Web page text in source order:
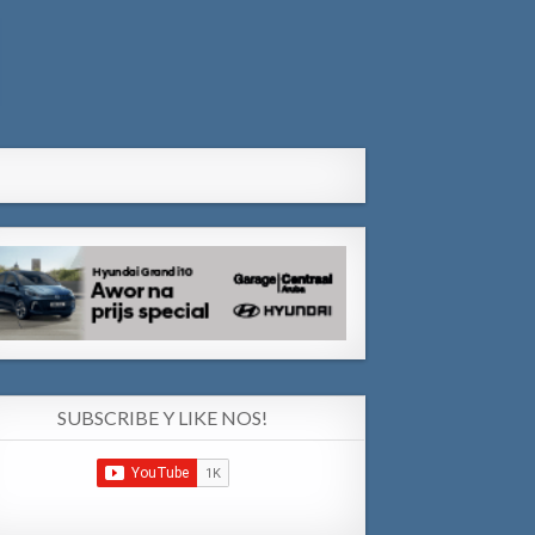
SUBSCRIBE Y LIKE NOS!